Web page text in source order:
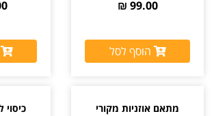
99.00 ₪
הוסף לסל
₪
מתאם אוזניות מקורי